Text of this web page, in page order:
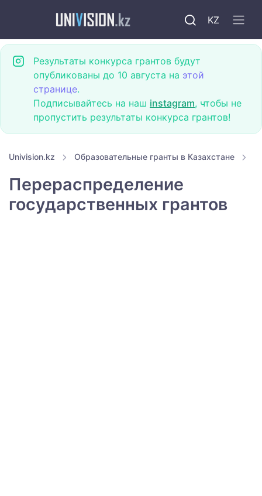
KZ
Результаты конкурса грантов будут
опубликованы до 10 августа на этой
странице.
Подписывайтесь на наш instagram, чтобы не
пропустить результаты конкурса грантов!
Univision.kz Образовательные гранты в Казахстане
Перераспределение
государственных грантов